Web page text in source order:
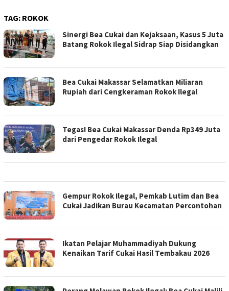
TAG: ROKOK
Sinergi Bea Cukai dan Kejaksaan, Kasus 5 Juta
Batang Rokok Ilegal Sidrap Siap Disidangkan
Bea Cukai Makassar Selamatkan Miliaran
Rupiah dari Cengkeraman Rokok Ilegal
Tegas! Bea Cukai Makassar Denda Rp349 Juta
dari Pengedar Rokok Ilegal
Gempur Rokok Ilegal, Pemkab Lutim dan Bea
Cukai Jadikan Burau Kecamatan Percontohan
Ikatan Pelajar Muhammadiyah Dukung
Kenaikan Tarif Cukai Hasil Tembakau 2026